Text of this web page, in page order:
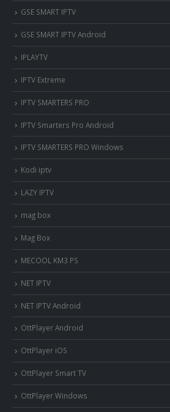
‎GSE SMART IPTV
GSE SMART IPTV Android
IPLAYTV
IPTV Extreme
IPTV SMARTERS PRO
IPTV Smarters Pro Android
IPTV SMARTERS PRO Windows
Kodi iptv
LAZY IPTV
mag box
Mag Box
MECOOL KM3 PS
NET IPTV
NET IPTV Android
OttPlayer Android
OttPlayer iOS
OttPlayer Smart TV
OttPlayer Windows